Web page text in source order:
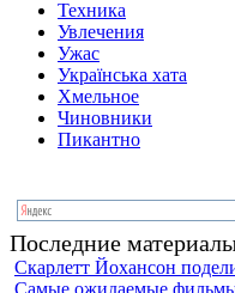
Техника
Увлечения
Ужас
Українська хата
Хмельное
Чиновники
Пикантно
Последние
Скарлетт Йохансон
Самые ожидаемые фильмы